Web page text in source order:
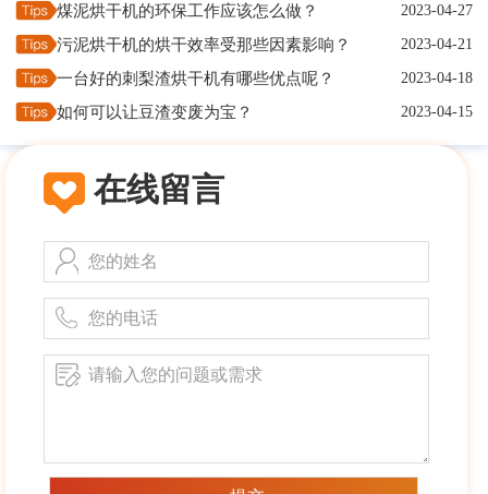
煤泥烘干机的环保工作应该怎么做？ 2023-04-27
污泥烘干机的烘干效率受那些因素影响？ 2023-04-21
一台好的刺梨渣烘干机有哪些优点呢？ 2023-04-18
如何可以让豆渣变废为宝？ 2023-04-15
在线留言